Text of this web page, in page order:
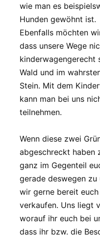
wie man es
Hunden gewöhnt ist.
Ebenfalls möchten
dass unsere Wege
kinderwagengerecht
Wald und im
Stein. Mit dem
kann man bei uns
teilnehmen.
Wenn diese zwei
abgeschreckt haben
ganz im Gegenteil
gerade deswegen zu
wir gerne bereit
verkaufen. Uns liegt
worauf ihr euch bei
dass ihr bzw. die